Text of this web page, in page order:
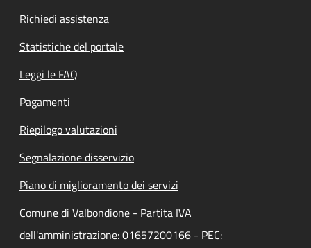
Richiedi assistenza
Statistiche del portale
Leggi le FAQ
Pagamenti
Riepilogo valutazioni
Segnalazione disservizio
Piano di miglioramento dei servizi
Comune di Valbondione - Partita IVA
dell'amministrazione: 01657200166 - PEC: